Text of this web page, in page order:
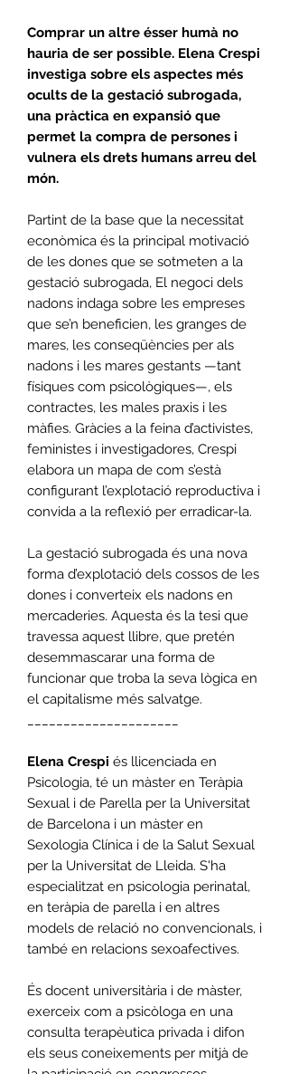
Comprar un altre ésser humà no
hauria de ser possible. Elena Crespi
investiga sobre els aspectes més
ocults de la gestació subrogada,
una pràctica en expansió que
permet la compra de persones i
vulnera els drets humans arreu del
món.
Partint de la base que la necessitat
econòmica és la principal motivació
de les dones que se sotmeten a la
gestació subrogada, El negoci dels
nadons indaga sobre les empreses
que se’n beneficien, les granges de
mares, les conseqüències per als
nadons i les mares gestants —tant
físiques com psicològiques—, els
contractes, les males praxis i les
màfies. Gràcies a la feina d’activistes,
feministes i investigadores, Crespi
elabora un mapa de com s’està
configurant l’explotació reproductiva i
convida a la reflexió per erradicar-la.
La gestació subrogada és una nova
forma d’explotació dels cossos de les
dones i converteix els nadons en
mercaderies. Aquesta és la tesi que
travessa aquest llibre, que pretén
desemmascarar una forma de
funcionar que troba la seva lògica en
el capitalisme més salvatge.
Elena Crespi és llicenciada en
Psicologia, té un màster en Teràpia
Sexual i de Parella per la Universitat
de Barcelona i un màster en
Sexologia Clínica i de la Salut Sexual
per la Universitat de Lleida. S'ha
especialitzat en psicologia perinatal,
en teràpia de parella i en altres
models de relació no convencionals, i
també en relacions sexoafectives.
És docent universitària i de màster,
exerceix com a psicòloga en una
consulta terapèutica privada i difon
els seus coneixements per mitjà de